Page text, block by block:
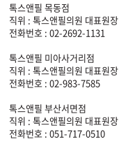
톡스앤필 목동점
직위 : 톡스앤필의원 대표원장
전화번호 : 02-2692-1131
톡스앤필 미아사거리점
직위 : 톡스앤필의원 대표원장
전화번호 : 02-983-7585
톡스앤필 부산서면점
직위 : 톡스앤필의원 대표원장
전화번호 : 051-717-0510